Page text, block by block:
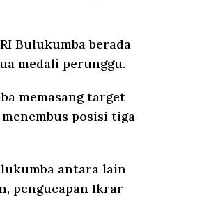
Bulukumba berada
medali perunggu.
memasang target
posisi tiga
antara lain
pengucapan Ikrar